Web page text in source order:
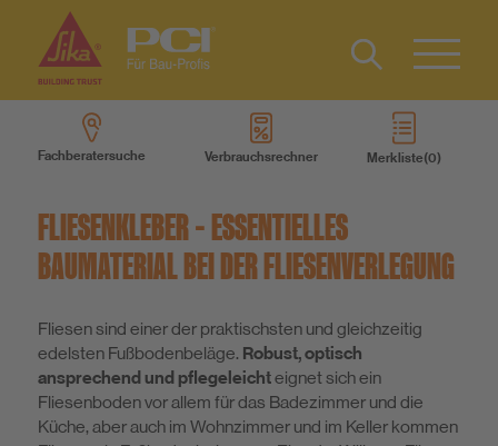
Produktsysteme
Services
Wissen
Type 2 or
more
Fachberatersuche Verbrauchsrechner Merkliste
Kontakt
EN
FLIESENKLEBER – ESSENTIELLES
BAUMATERIAL BEI DER FLIESENVERLEGUNG
Fliesen sind einer der praktischsten und gleichzeitig
edelsten Fußbodenbeläge. Robust, optisch
ansprechend und pflegeleichteignet sich ein
Fliesenboden vor allem für das Badezimmer und die
Küche, aber auch im Wohnzimmer und im Keller kommen